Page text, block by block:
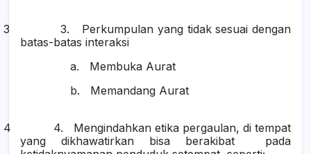
3 3.
Perkumpulan yang tidak sesuai dengan
batas-batas interaksi
a.
Membuka Aurat
b.
Memandang Aurat
4 4.
Mengindahkan etika pergaulan, di tempat
yang dikhawatirkan bisa berakibat pada